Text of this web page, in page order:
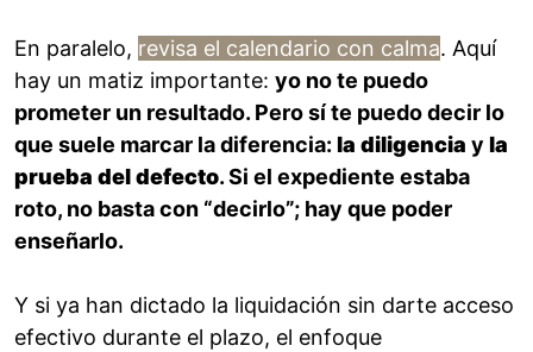
En paralelo, revisa el calendario con calma. Aquí
hay un matiz importante: yo no te puedo
prometer un resultado. Pero sí te puedo decir lo
que suele marcar la diferencia: la diligencia y la
prueba del defecto. Si el expediente estaba
roto, no basta con “decirlo”; hay que poder
enseñarlo.
Y si ya han dictado la liquidación sin darte acceso
efectivo durante el plazo, el enfoque